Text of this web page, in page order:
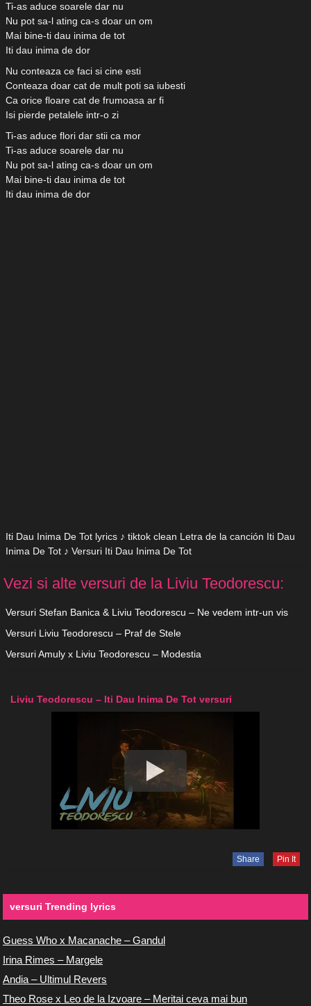
Ti-as aduce soarele dar nu
Nu pot sa-l ating ca-s doar un om
Mai bine-ti dau inima de tot
Iti dau inima de dor
Nu conteaza ce faci si cine esti
Conteaza doar cat de mult poti sa iubesti
Ca orice floare cat de frumoasa ar fi
Isi pierde petalele intr-o zi
Ti-as aduce flori dar stii ca mor
Ti-as aduce soarele dar nu
Nu pot sa-l ating ca-s doar un om
Mai bine-ti dau inima de tot
Iti dau inima de dor
Iti Dau Inima De Tot lyrics ♪ tiktok clean Letra de la canción Iti Dau
Inima De Tot ♪ Versuri Iti Dau Inima De Tot
Vezi si alte versuri de la Liviu Teodorescu:
Versuri Stefan Banica & Liviu Teodorescu – Ne vedem intr-un vis
Versuri Liviu Teodorescu – Praf de Stele
Versuri Amuly x Liviu Teodorescu – Modestia
Liviu Teodorescu – Iti Dau Inima De Tot versuri
Share Pin It
versuri Trending lyrics
Guess Who x Macanache – Gandul
Irina Rimes – Margele
Andia – Ultimul Revers
Theo Rose x Leo de la Izvoare – Meritai ceva mai bun